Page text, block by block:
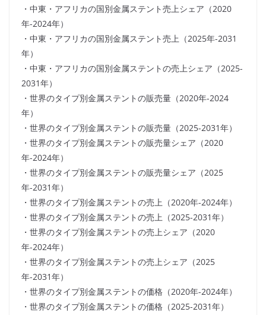
・中東・アフリカの国別金属ステント売上シェア（2020
年-2024年）
・中東・アフリカの国別金属ステント売上（2025年-2031
年）
・中東・アフリカの国別金属ステントの売上シェア（2025-
2031年）
・世界のタイプ別金属ステントの販売量（2020年-2024
年）
・世界のタイプ別金属ステントの販売量（2025-2031年）
・世界のタイプ別金属ステントの販売量シェア（2020
年-2024年）
・世界のタイプ別金属ステントの販売量シェア（2025
年-2031年）
・世界のタイプ別金属ステントの売上（2020年-2024年）
・世界のタイプ別金属ステントの売上（2025-2031年）
・世界のタイプ別金属ステントの売上シェア（2020
年-2024年）
・世界のタイプ別金属ステントの売上シェア（2025
年-2031年）
・世界のタイプ別金属ステントの価格（2020年-2024年）
・世界のタイプ別金属ステントの価格（2025-2031年）